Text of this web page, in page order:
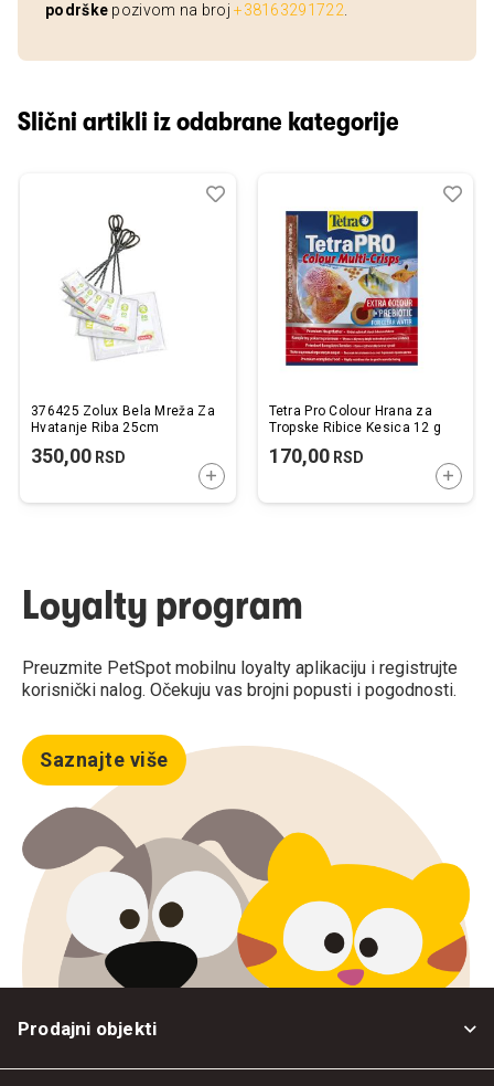
podrške pozivom na broj+38163291722
Slični artikli iz odabrane kategorije
376425 Zolux Bela Mreža Za
Hvatanje Riba 25cm
350,00 RSD
DODAJTE U KORPU
Dodaj
Uporedi
Tetra Pro Colour Hrana za
Tropske Ribice Kesica 12 g
170,00RSD
Loyalty program
Preuzmite PetSpot mobilnu loyalty aplikaciju i registrujte
korisnički nalog. Očekuju vas brojni popusti i pogodnosti.
Saznajte više
Prodajni objekti